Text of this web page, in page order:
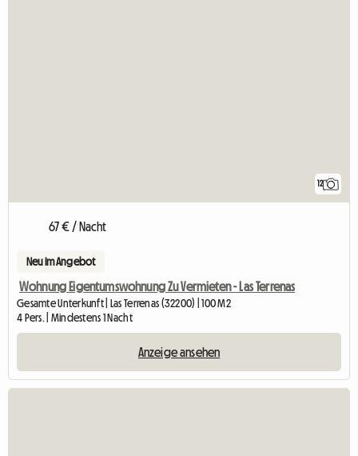
12
67 € / Nacht
Neu im Angebot
Wohnung Eigentumswohnung Zu Vermieten - Las Terrenas
Gesamte Unterkunft | Las Terrenas (32200) | 100 M2
4 Pers. | Mindestens 1 Nacht
Anzeige ansehen